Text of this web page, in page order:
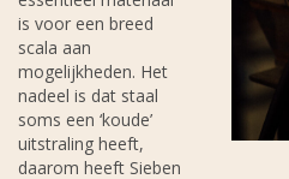
is voor een breed
scala aan
mogelijkheden. Het
nadeel is dat staal
soms een ‘koude’
uitstraling heeft,
daarom heeft Sieben